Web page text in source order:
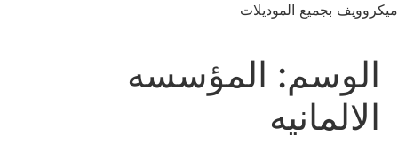
ميكروويف بجميع الموديلات
الوسم: المؤسسه
الالمانيه